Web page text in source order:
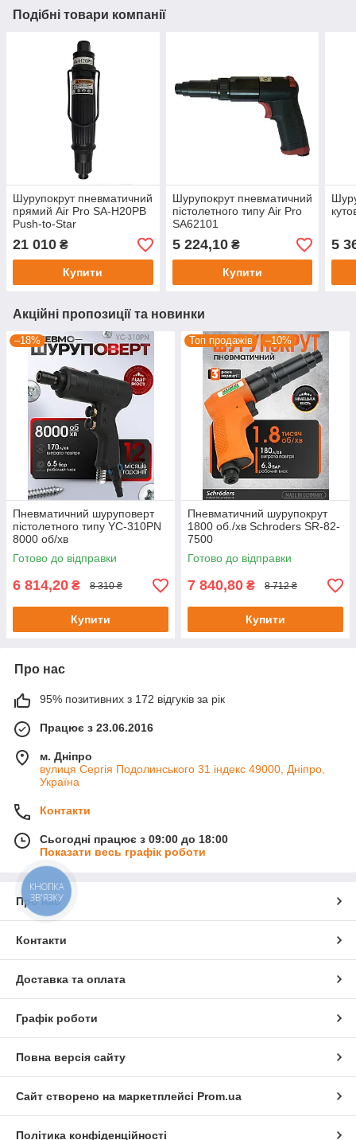
Подібні товари компанії
Шурупокрут пневматичний
прямий Air Pro SA-H20PB
Push-to-Star
21 010 ₴
Купити
Шурупокрут пневматичний
пістолетного типу Air Pro
SA62101
5 224,10₴
Купити
5
Акційні пропозиції та новинки
–18%
Пневматичний шуруповерт
пістолетного типу YC-310PN
8000 об/хв
Готово до відправки
6 814,20 ₴ 8 310 ₴
Купити
Топ продажів –10%
Пневматичний шурупокрут
1800 об./хв Schroders SR-82-
7500
Готово до відправки
7 840,80 ₴ 8 712 ₴
Купити
Про нас
95% позитивних з 172 відгуків за рік
Працює з 23.06.2016
м. Дніпро
вулиця Сергія Подолинського 31 індекс 49000, Дніпро,
Україна
Контакти
Сьогодні працює з 09:00 до 18:00
Показати весь графік роботи
Про нас
Контакти
Доставка та оплата
Графік роботи
Повна версія сайту
Сайт створено на маркетплейсі Prom.ua
Політика конфіденційності
КНОПКА
ЗВ'ЯЗКУ